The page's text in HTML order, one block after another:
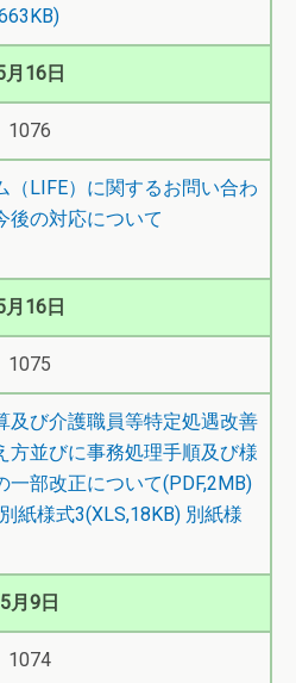
月16日
1076
（LIFE）に関するお問い合わ
後の対応について
月16日
1075
及び介護職員等特定処遇改善
方並びに事務処理手順及び様
部改正について(PDF,2MB)
別紙様式3(XLS,18KB) 別紙様
5月9日
1074